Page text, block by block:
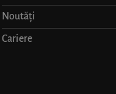
Noutăți
Cariere